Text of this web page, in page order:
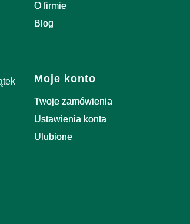
O firmie
Blog
Moje konto
Twoje zamówienia
Ustawienia konta
Ulubione